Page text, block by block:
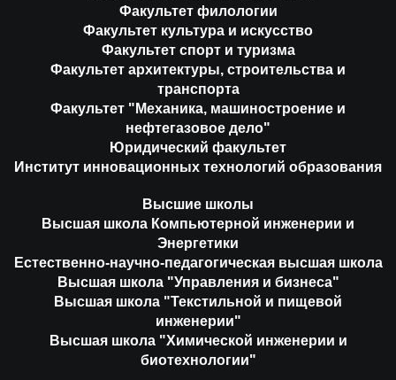
Факультет филологии
Факультет культура и искусство
Факультет спорт и туризма
Факультет архитектуры, строительства и
транспорта
Факультет "Механика, машиностроение и
нефтегазовое дело"
Юридический факультет
Институт инновационных технологий образования
Высшие школы
Высшая школа Компьютерной инженерии и
Энергетики
Естественно-научно-педагогическая высшая школа
Высшая школа "Управления и бизнеса"
Высшая школа "Текстильной и пищевой
инженерии"
Высшая школа "Химической инженерии и
биотехнологии"